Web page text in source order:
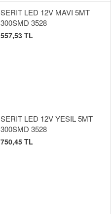
SERIT LED 12V MAVI 5MT
300SMD 3528
557,53 TL
SERIT LED 12V YESIL 5MT
300SMD 3528
750,45 TL